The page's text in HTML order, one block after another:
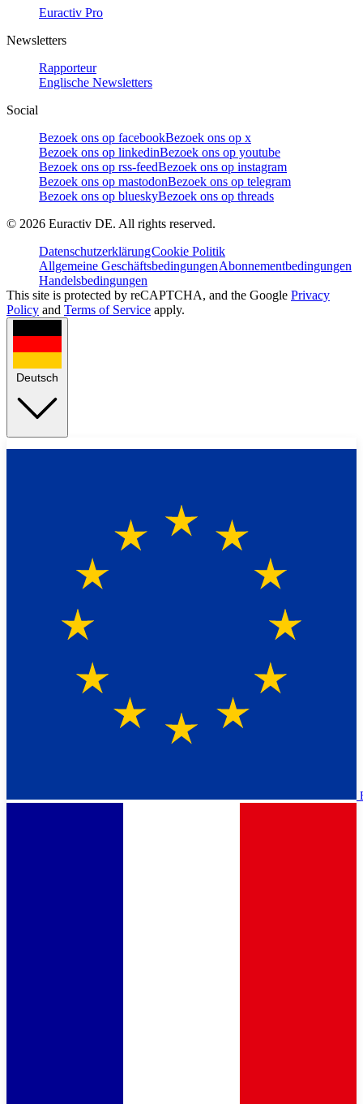
Euractiv Pro
Newsletters
Rapporteur
Englische Newsletters
Social
Bezoek ons op facebookBezoek ons op x
Bezoek ons op linkedinBezoek ons op youtube
Bezoek ons op rss-feedBezoek ons op instagram
Bezoek ons op mastodonBezoek ons op telegram
Bezoek ons op blueskyBezoek ons op threads
© 2026 Euractiv DE. All rights reserved.
DatenschutzerklärungCookie Politik
Allgemeine GeschäftsbedingungenAbonnementbedingungen
Handelsbedingungen
This site is protected by reCAPTCHA, and the Google Privacy
Policy and Terms of Service apply.
Deutsch